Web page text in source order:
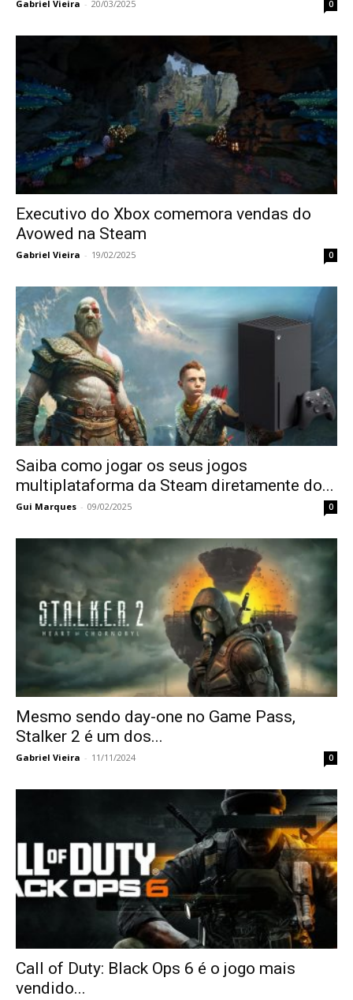
Gabriel Vieira - 20/03/2025 0
Executivo do Xbox comemora vendas do
Avowed na Steam
Gabriel Vieira - 19/02/2025 0
Saiba como jogar os seus jogos
multiplataforma da Steam diretamente do...
Gui Marques - 09/02/2025 0
Mesmo sendo day-one no Game Pass,
Stalker 2 é um dos...
Gabriel Vieira - 11/11/2024 0
Call of Duty: Black Ops 6 é o jogo mais
vendido...